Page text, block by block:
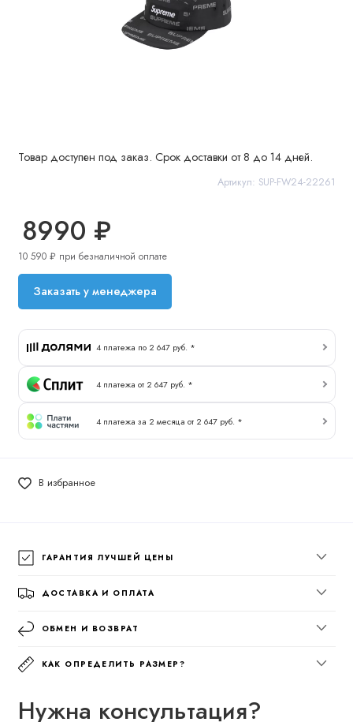
Товар доступен под заказ. Срок доставки от 8 до 14 дней.
Артикул: SUP-FW24-22261
8990 ₽
10 590 ₽ при безналичной оплате
Заказать у менеджера
4 платежа по 2 647 руб. *
4 платежа от 2 647 руб. *
4 платежа за 2 месяца от 2 647 руб. *
В избранное
ГАРАНТИЯ ЛУЧШЕЙ ЦЕНЫ
ДОСТАВКА И ОПЛАТА
ОБМЕН И ВОЗВРАТ
КАК ОПРЕДЕЛИТЬ РАЗМЕР?
Нужна консультация?